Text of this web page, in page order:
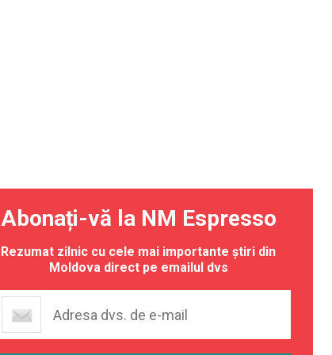
Abonați-vă la NM Espresso
Rezumat zilnic cu cele mai importante știri din
Moldova direct pe emailul dvs